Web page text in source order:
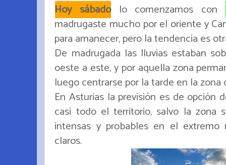
Hoy sábadolo comenzamos con
madrugaste mucho por el oriente y
para amanecer, pero la tendencia es
De madrugada las lluvias estaban
oeste a este, y por aquella zona
luego centrarse por la tarde en la zona
En Asturias la previsión es de opción
casi todo el territorio, salvo la zona
intensas y probables en el extremo
claros.